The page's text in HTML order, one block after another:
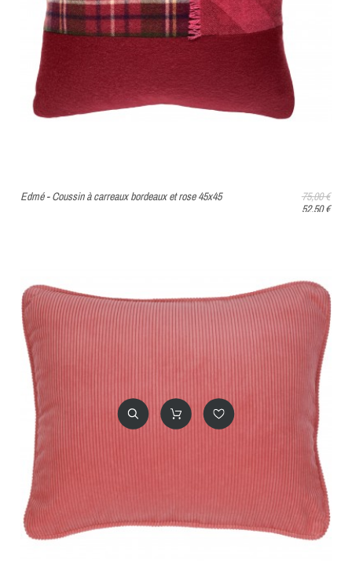
Edmé - Coussin à carreaux bordeaux et rose 45x45
75,00 €
52,50 €